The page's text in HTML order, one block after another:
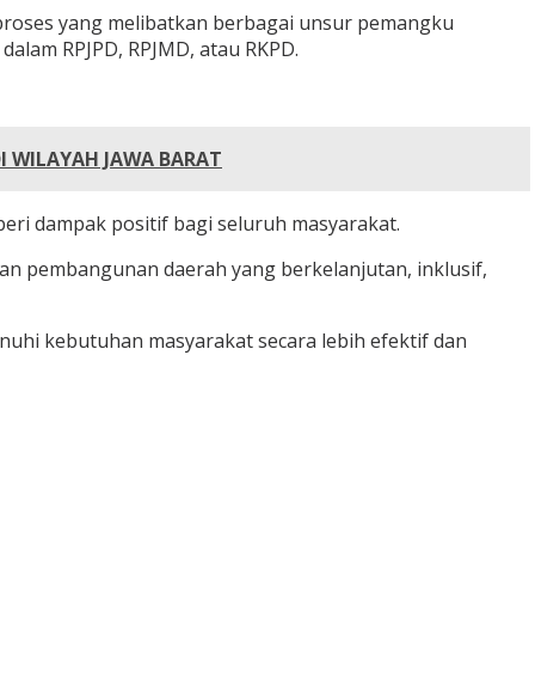
yang melibatkan berbagai unsur pemangku
RPJPD, RPJMD, atau RKPD.
WILAYAH JAWA BARAT
dampak positif bagi seluruh masyarakat.
pembangunan daerah yang berkelanjutan, inklusif,
kebutuhan masyarakat secara lebih efektif dan